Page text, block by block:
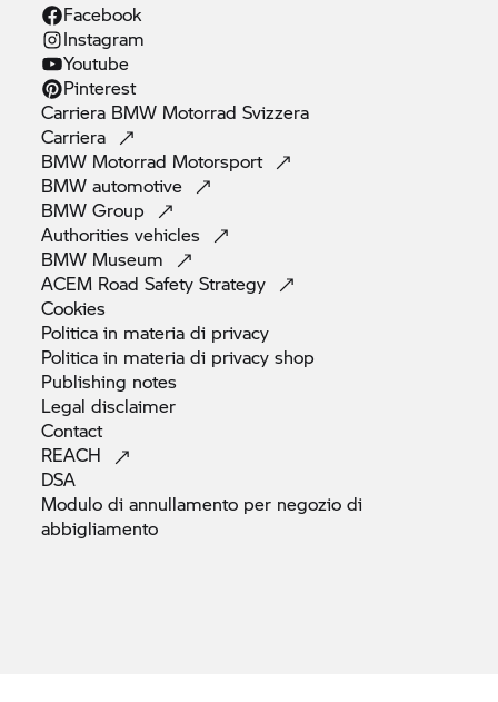
Facebook
Instagram
Youtube
Pinterest
Carriera BMW Motorrad Svizzera
Carriera
BMW Motorrad Motorsport
BMWautomotive
BMWGroup
Authoritiesvehicles
BMW Museum
ACEM Road SafetyStrategy
Cookies
Politica in materia di privacy
Politica in materia di privacyshop
Publishing notes
Legaldisclaimer
Contact
REACH
DSA
Modulo di annullamento per negozio di
abbigliamento